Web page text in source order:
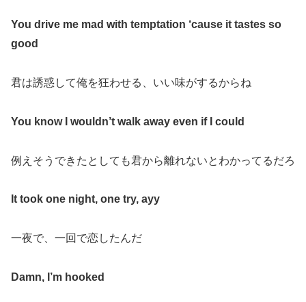
You drive me mad with temptation ‘cause it tastes so
good
君は誘惑して俺を狂わせる、いい味がするからね
You know I wouldn’t walk away even if I could
例えそうできたとしても君から離れないとわかってるだろ
It took one night, one try, ayy
一夜で、一回で恋したんだ
Damn, I’m hooked